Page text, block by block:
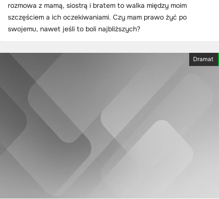
rozmowa z mamą, siostrą i bratem to walka między moim
szczęściem a ich oczekiwaniami. Czy mam prawo żyć po
swojemu, nawet jeśli to boli najbliższych?
Dramat